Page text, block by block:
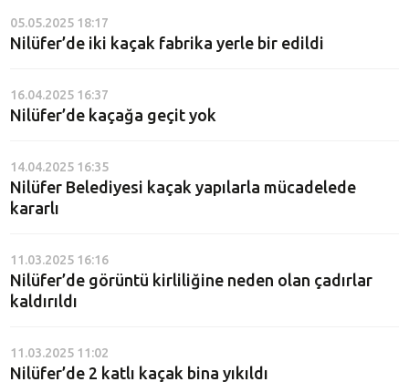
05.05.2025 18:17
Nilüfer’de iki kaçak fabrika yerle bir edildi
16.04.2025 16:37
Nilüfer’de kaçağa geçit yok
14.04.2025 16:35
Nilüfer Belediyesi kaçak yapılarla mücadelede
kararlı
11.03.2025 16:16
Nilüfer’de görüntü kirliliğine neden olan çadırlar
kaldırıldı
11.03.2025 11:02
Nilüfer’de 2 katlı kaçak bina yıkıldı